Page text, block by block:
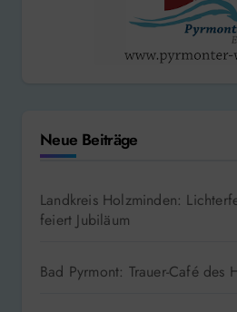
Neue Beiträge
Landkreis Holzminden:
feiert Jubiläum
Bad Pyrmont: Trauer-Café des